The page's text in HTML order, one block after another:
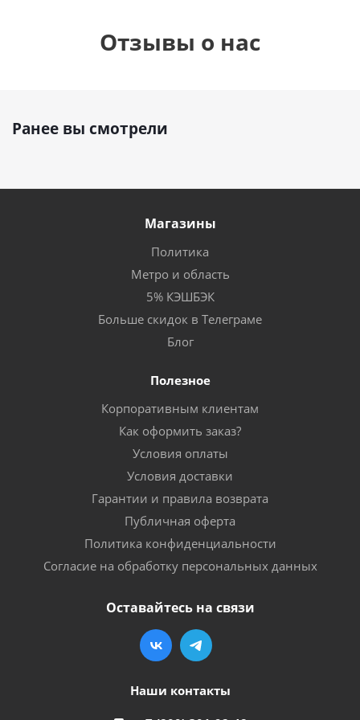
Отзывы о нас
Ранее вы смотрели
Магазины
Политика
Метро и область
5% КЭШБЭК
Больше скидок в Телеграме
Блог
Полезное
Корпоративным клиентам
Как оформить заказ?
Условия оплаты
Условия доставки
Гарантии и правила возврата
Публичная оферта
Политика конфиденциальности
Согласие на обработку персональных данных
Оставайтесь на связи
Наши контакты